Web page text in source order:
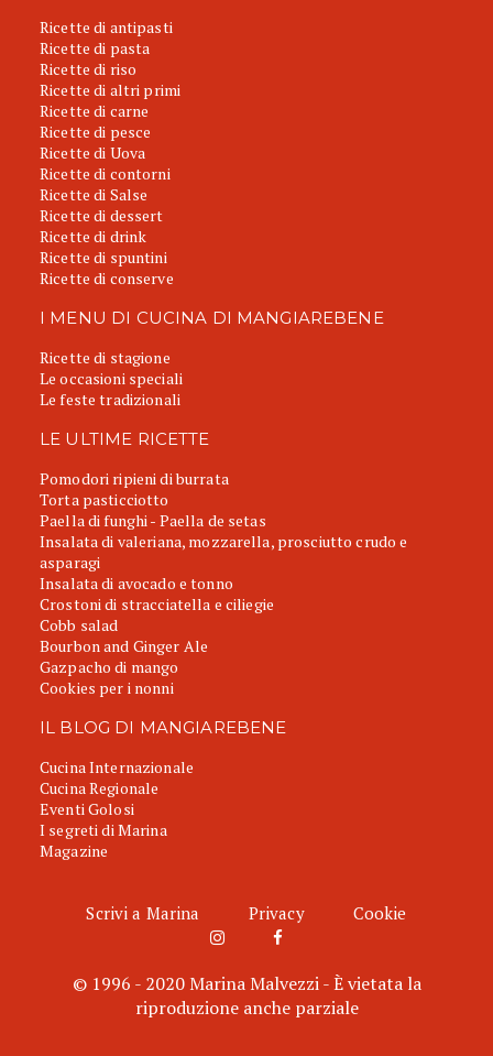
Ricette di antipasti
Ricette di pasta
Ricette di riso
Ricette di altri primi
Ricette di carne
Ricette di pesce
Ricette di Uova
Ricette di contorni
Ricette di Salse
Ricette di dessert
Ricette di drink
Ricette di spuntini
Ricette di conserve
I MENU DI CUCINA DI MANGIAREBENE
Ricette di stagione
Le occasioni speciali
Le feste tradizionali
LE ULTIME RICETTE
Pomodori ripieni di burrata
Torta pasticciotto
Paella di funghi - Paella de setas
Insalata di valeriana, mozzarella, prosciutto crudo e
asparagi
Insalata di avocado e tonno
Crostoni di stracciatella e ciliegie
Cobb salad
Bourbon and Ginger Ale
Gazpacho di mango
Cookies per i nonni
IL BLOG DI MANGIAREBENE
Cucina Internazionale
Cucina Regionale
Eventi Golosi
I segreti di Marina
Magazine
Scrivi a Marina Privacy Cookie
© 1996 - 2020 Marina Malvezzi - È vietata la
riproduzione anche parziale